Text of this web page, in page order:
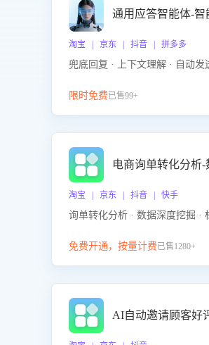
通用应答智能体-智
淘宝 | 京东 | 抖音 | 拼多多
兜底回复 · 上下文理解 · 自动发
限时免费已售99+
电商询单转化分析
淘宝 | 京东 | 抖音 | 快手
询单转化分析 · 数据深度挖掘 ·
免费开通，按量计费已售1280+
AI自动邀请顾客好